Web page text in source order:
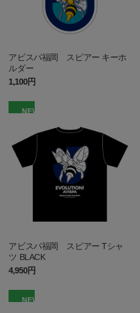
アビスパ福岡 スピアー キーホ
ルダー
1,100円
NEW
アビスパ福岡 スピアー Tシャ
ツ BLACK
4,950円
NEW